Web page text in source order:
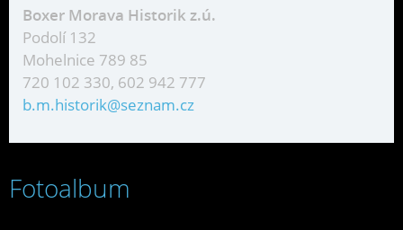
Boxer Morava Historik z.ú.
Podolí 132
Mohelnice 789 85
720 102 330, 602 942 777
b.m.historik@seznam.cz
Fotoalbum